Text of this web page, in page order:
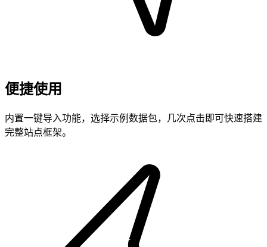
便捷使用
内置一键导入功能，选择示例数据包，几次点击即可快速搭建
完整站点框架。